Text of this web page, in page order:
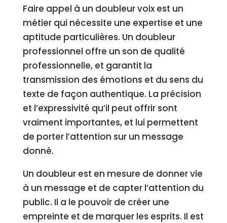
Faire appel à un doubleur voix est un
métier qui nécessite une expertise et une
aptitude particulières. Un doubleur
professionnel offre un son de qualité
professionnelle, et garantit la
transmission des émotions et du sens du
texte de façon authentique. La précision
et l’expressivité qu’il peut offrir sont
vraiment importantes, et lui permettent
de porter l’attention sur un message
donné.
Un doubleur est en mesure de donner vie
à un message et de capter l’attention du
public. Il a le pouvoir de créer une
empreinte et de marquer les esprits. Il est